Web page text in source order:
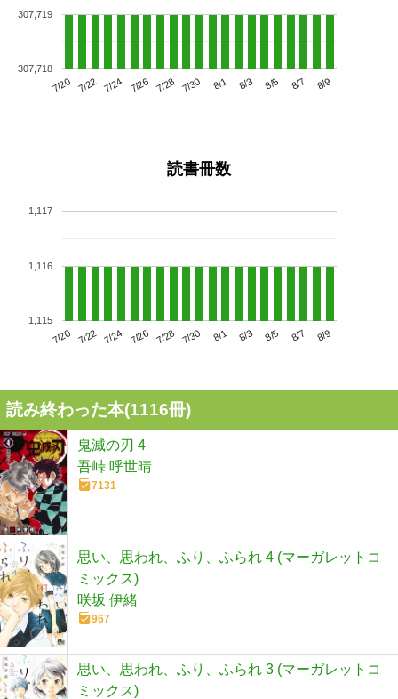
7/20 7/22 7/24 7/26 7/28 7/30 8/1 8/3 8/5 8/7 8/9
307,718
307,719
読書冊数
7/20 7/22 7/24 7/26 7/28 7/30 8/1 8/3 8/5 8/7 8/9
1,115
1,116
1,117
読み終わった本(1116冊)
鬼滅の刃 4
吾峠 呼世晴
7131
思い、思われ、ふり、ふられ 4 (マーガレットコ
ミックス)
咲坂 伊緒
967
思い、思われ、ふり、ふられ 3 (マーガレットコ
ミックス)